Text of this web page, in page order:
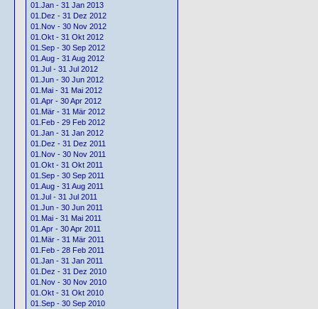
01.Jan - 31 Jan 2013
01.Dez - 31 Dez 2012
01.Nov - 30 Nov 2012
01.Okt - 31 Okt 2012
01.Sep - 30 Sep 2012
01.Aug - 31 Aug 2012
01.Jul - 31 Jul 2012
01.Jun - 30 Jun 2012
01.Mai - 31 Mai 2012
01.Apr - 30 Apr 2012
01.Mär - 31 Mär 2012
01.Feb - 29 Feb 2012
01.Jan - 31 Jan 2012
01.Dez - 31 Dez 2011
01.Nov - 30 Nov 2011
01.Okt - 31 Okt 2011
01.Sep - 30 Sep 2011
01.Aug - 31 Aug 2011
01.Jul - 31 Jul 2011
01.Jun - 30 Jun 2011
01.Mai - 31 Mai 2011
01.Apr - 30 Apr 2011
01.Mär - 31 Mär 2011
01.Feb - 28 Feb 2011
01.Jan - 31 Jan 2011
01.Dez - 31 Dez 2010
01.Nov - 30 Nov 2010
01.Okt - 31 Okt 2010
01.Sep - 30 Sep 2010